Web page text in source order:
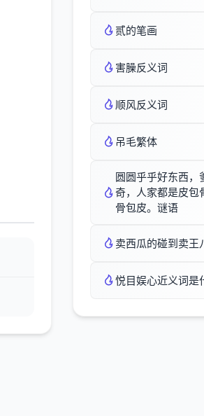
贰的笔画
害臊反义词
顺风反义词
吊毛繁体
圆圆乎乎好东西，
奇，人家都是皮包
骨包皮。谜语
卖西瓜的碰到卖王
悦目娱心近义词是